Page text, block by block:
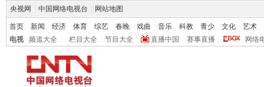
央视网 中国网络电视台 网站地图
首页 新闻 经济 体育 综艺 春晚 戏曲 音乐 科教 青少 文化
艺术
电视
频道大全 栏目大全 节目大全 直播中国 赛事直播 网络